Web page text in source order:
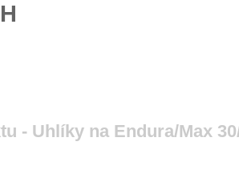
- Uhlíky na Endura/Max